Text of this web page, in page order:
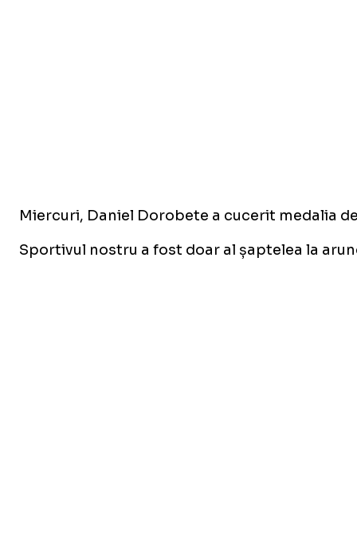
Miercuri, Daniel Dorobete a cucerit medalia
Sportivul nostru a fost doar al șaptelea la